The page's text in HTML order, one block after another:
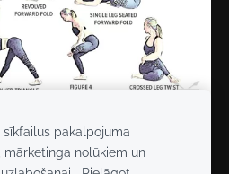
pakalpojuma
mārketinga nolūkiem un